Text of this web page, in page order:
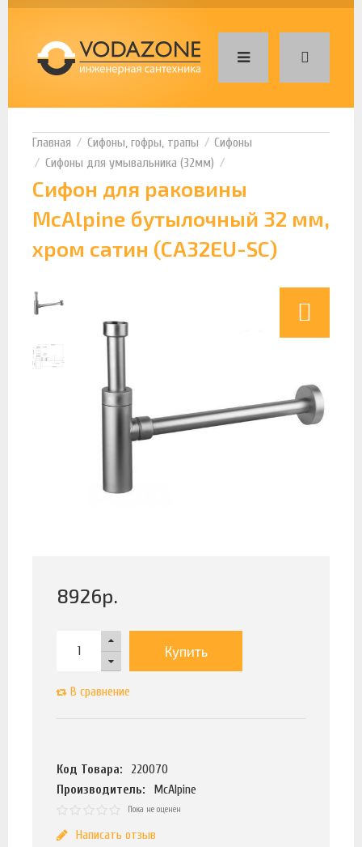
Сифоны, гофры, трапы
Сифоны
Сифоны для умывальника (32мм)
Сифон для раковины
McAlpine бутылочный 32 мм,
хром сатин (CA32EU-SC)
8926р.
Купить
В сравнение
Код Товара:
220070
Производитель:
McAlpine
Пока не оценен
Написать отзыв